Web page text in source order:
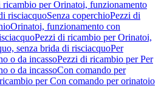
ricambio per Orinatoi, funzionamento
risciacquoSenza coperchioPezzi di
Orinatoi, funzionamento con
Pezzi di ricambio per Orinatoi,
senza brida di risciacquoPer
o da incassoPezzi di ricambio per Per
o da incassoCon comando per
per Con comando per orinatoio